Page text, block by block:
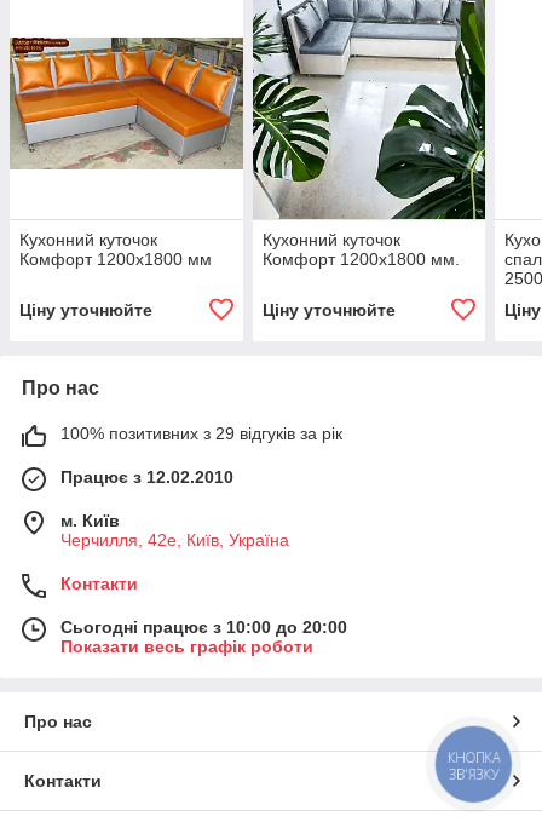
Кухонний куточок
Комфорт 1200х1800 мм
Ціну уточнюйте
Кухонний куточок
Комфорт 1200х1800 мм.
Ціну уточнюйте
Про нас
100% позитивних з 29 відгуків за рік
Працює з 12.02.2010
м. Київ
Черчилля, 42е, Київ, Україна
Контакти
Сьогодні працює з 10:00 до 20:00
Показати весь графік роботи
Про нас
Контакти
КНОПКА
ЗВ'ЯЗКУ